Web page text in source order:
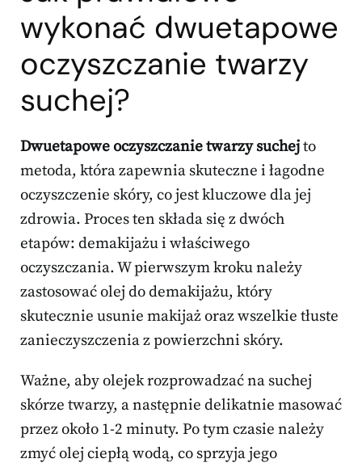
wykonać dwuetapowe
oczyszczanie twarzy
suchej?
Dwuetapowe oczyszczanie twarzy suchejto
metoda, która zapewnia skuteczne i łagodne
oczyszczenie skóry, co jest kluczowe dla jej
zdrowia. Proces ten składa się z dwóch
etapów: demakijażu i właściwego
oczyszczania. W pierwszym kroku należy
zastosować olej do demakijażu, który
skutecznie usunie makijaż oraz wszelkie tłuste
zanieczyszczenia z powierzchni skóry.
Ważne, aby olejek rozprowadzać na suchej
skórze twarzy, a następnie delikatnie masować
przez około 1-2 minuty. Po tym czasie należy
zmyć olej ciepłą wodą, co sprzyja jego